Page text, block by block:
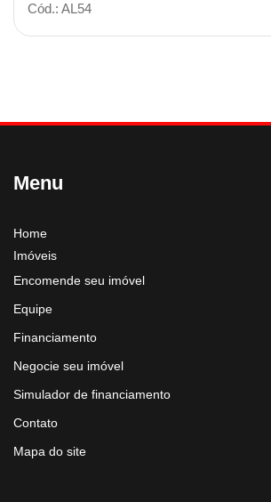
Cód.: AL54
Menu
Home
Imóveis
Encomende seu imóvel
Equipe
Financiamento
Negocie seu imóvel
Simulador de financiamento
Contato
Mapa do site